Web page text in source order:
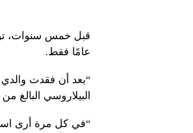
عامًا فقط.
“بعد أن فقدت
البيلاروسي البالغ من العمر
“في كل مرة أرى